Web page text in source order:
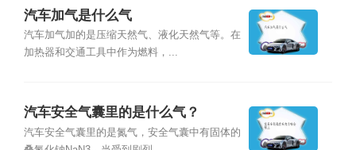
汽车加气是什么气
汽车加气加的是压缩天然气、液化天然气等。在
加热器和交通工具中作为燃料，...
汽车安全气囊里的是什么气？
汽车安全气囊里的是氮气，安全气囊中有固体的